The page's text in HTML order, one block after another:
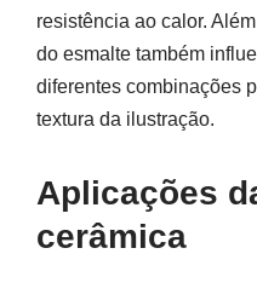
resistência ao calor.
do esmalte também
diferentes combinações
textura da ilustração.
Aplicações
cerâmica